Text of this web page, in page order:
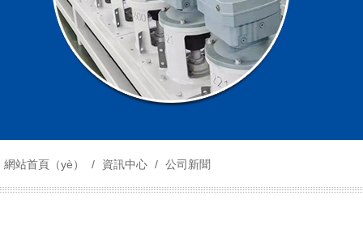
網站首頁（yè） / 資訊中心 / 公司新聞